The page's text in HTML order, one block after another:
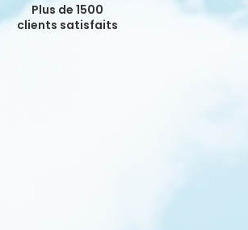
Plus de 1500
clients satisfaits